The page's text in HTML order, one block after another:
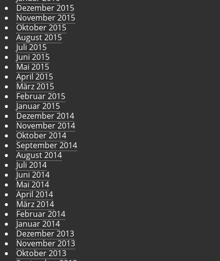
Dezember 2015
November 2015
Oktober 2015
August 2015
Juli 2015
Juni 2015
Mai 2015
April 2015
März 2015
Februar 2015
Januar 2015
Dezember 2014
November 2014
Oktober 2014
September 2014
August 2014
Juli 2014
Juni 2014
Mai 2014
April 2014
März 2014
Februar 2014
Januar 2014
Dezember 2013
November 2013
Oktober 2013